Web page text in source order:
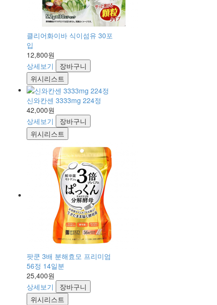
클리어화이바 식이섬유 30포
입
12,800원
상세보기
장바구니
위시리스트
신와칸센 3333mg 224정
42,000원
상세보기
장바구니
위시리스트
팟쿤 3배 분해효모 프리미엄
56정 14일분
25,400원
상세보기
장바구니
위시리스트